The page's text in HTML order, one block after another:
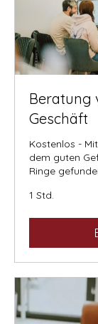
Beratung
Geschäft
Kostenlos -
dem guten
Ringe
1 Std.